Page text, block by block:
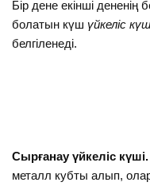
Бір дене екінші дененің
болатын күш үйкеліс
белгіленеді.
Сырғанау үйкеліс күші.
металл кубты алып,